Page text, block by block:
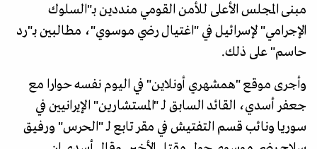
مبنى المجلس الأعلى للأمن القومي منددين بـ"السلوك
الإجرامي" لإسرائيل في "اغتيال رضي موسوي"، مطالبين بـ"رد
حاسم" على ذلك.
وأجرى موقع "همشهري أونلاين" في اليوم نفسه حوارا مع
جعفر أسدي، القائد السابق لـ "المستشارين" الإيرانيين في
سوريا ونائب قسم التفتيش في مقر تابع لـ "الحرس" ورفيق